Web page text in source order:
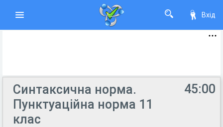
Вхід
45:00
Синтаксична норма.
Пунктуаційна норма 11
клас